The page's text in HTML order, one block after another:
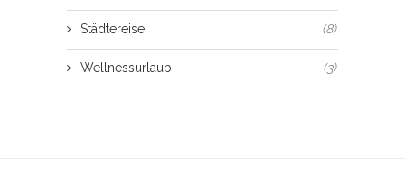
Städtereise (8)
Wellnessurlaub (3)